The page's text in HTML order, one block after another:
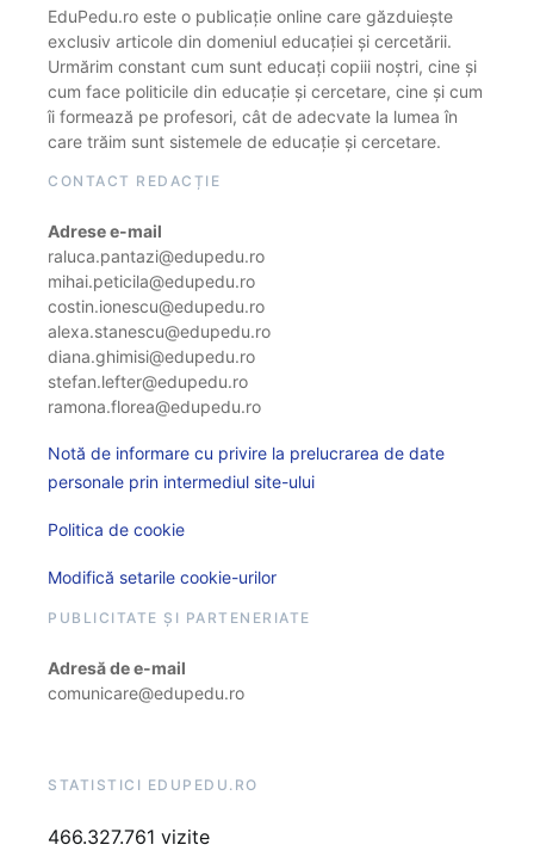
EduPedu.ro este o publicație online care găzduiește
exclusiv articole din domeniul educației și cercetării.
Urmărim constant cum sunt educați copiii noștri, cine și
cum face politicile din educație și cercetare, cine și cum
îi formează pe profesori, cât de adecvate la lumea în
care trăim sunt sistemele de educație și cercetare.
CONTACT REDACȚIE
Adrese e-mail
raluca.pantazi@edupedu.ro
mihai.peticila@edupedu.ro
costin.ionescu@edupedu.ro
alexa.stanescu@edupedu.ro
diana.ghimisi@edupedu.ro
stefan.lefter@edupedu.ro
ramona.florea@edupedu.ro
Notă de informare cu privire la prelucrarea de date
personale prin intermediul site-ului
Politica de cookie
Modifică setarile cookie-urilor
PUBLICITATE ȘI PARTENERIATE
Adresă de e-mail
comunicare@edupedu.ro
STATISTICI EDUPEDU.RO
466.327.761 vizite